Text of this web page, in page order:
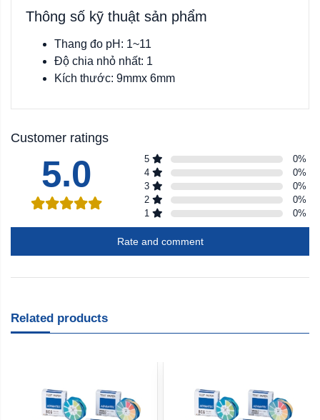
Thông số kỹ thuật sản phẩm
Thang đo pH: 1~11
Độ chia nhỏ nhất: 1
Kích thước: 9mmx 6mm
Customer ratings
5.0 5 0%
4
0%
3
0%
2
0%
1
0%
Rate and comment
Related products